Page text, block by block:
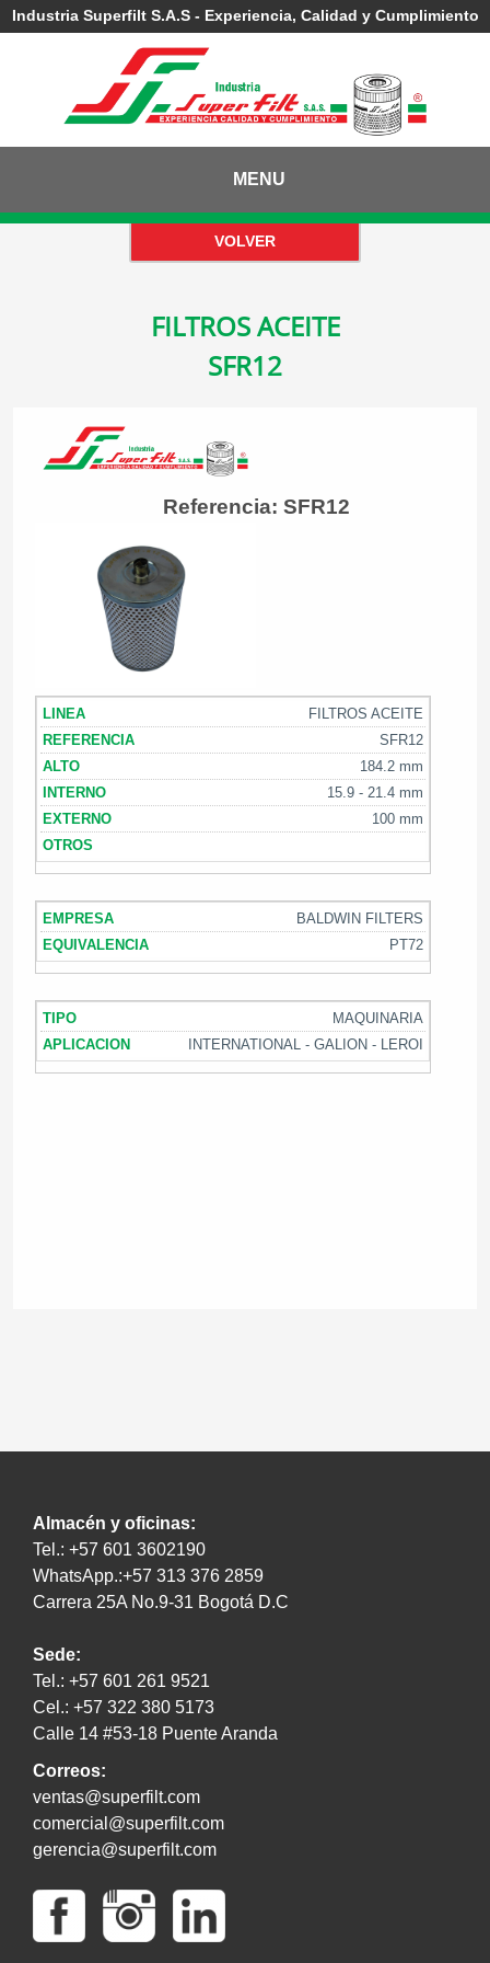
Industria Superfilt S.A.S - Experiencia, Calidad y Cumplimiento
MENU
FILTROS ACEITE
SFR12
Referencia: SFR12
FILTROS ACEITE
SFR12
184.2 mm
15.9 - 21.4 mm
100 mm
BALDWIN FILTERS
PT72
MAQUINARIA
INTERNATIONAL - GALION - LEROI
Almacén y oficinas:
Tel.: +57 601 3602190
WhatsApp.:+57 313 376 2859
Carrera 25A No.9-31 Bogotá D.C
Sede:
Tel.: +57 601 261 9521
Cel.: +57 322 380 5173
Calle 14 #53-18 Puente Aranda
Correos:
ventas@superfilt.com
comercial@superfilt.com
gerencia@superfilt.com